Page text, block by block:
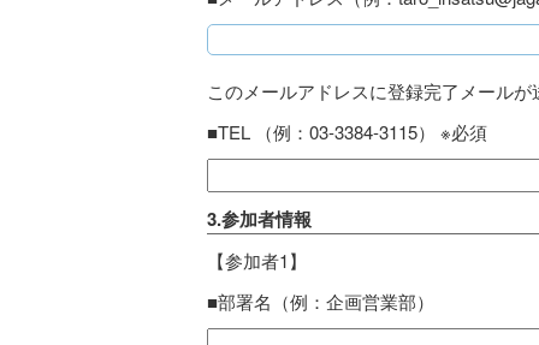
このメールアドレスに登録完了メールが
■TEL （例：03-3384-3115） ※必須
3.参加者情報
【参加者1】
■部署名（例：企画営業部）